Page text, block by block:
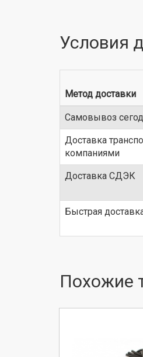
Условия
Метод доставки
Самовывоз
Доставка
компаниями
Доставка СДЭК
Быстрая
Похожие